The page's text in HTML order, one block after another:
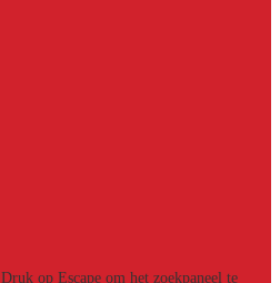
Druk op Escape om het zoekpaneel te